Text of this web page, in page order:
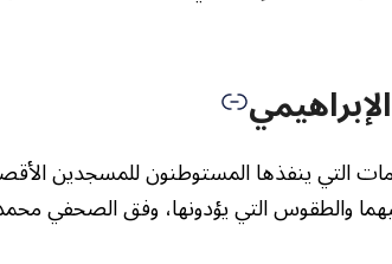
التي ينفذها المستوطنون للمسجدين
والطقوس التي يؤدونها، وفق الصحفي